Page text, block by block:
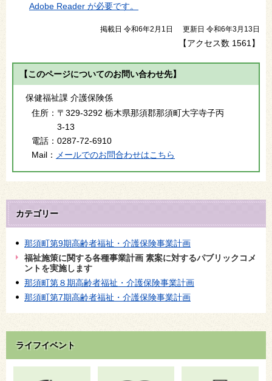
Adobe Reader が必要です。
掲載日 令和6年2月1日 更新日 令和6年3月13日
【アクセス数 1561 】
【このページについてのお問い合わせ先】
保健福祉課 介護保険係
住所： 〒329-3292 栃木県那須郡那須町大字寺子丙
3-13
電話： 0287-72-6910
Mail：
メールでのお問合わせはこちら
カテゴリー
那須町第9期高齢者福祉・介護保険事業計画
福祉施策に関する各種事業計画 素案に対するパブリックコメ
ントを実施します
那須町第８期高齢者福祉・介護保険事業計画
那須町第7期高齢者福祉・介護保険事業計画
ライフイベント